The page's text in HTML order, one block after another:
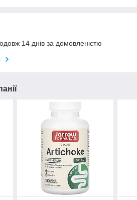
14 днів за домовленістю